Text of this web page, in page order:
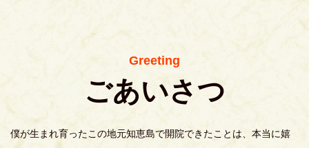
Greeting
ごあいさつ
僕が生まれ育ったこの地元知恵島で開院できたことは、本当に嬉